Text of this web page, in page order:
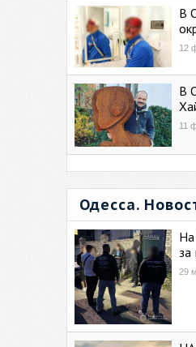
В
12
В
11
Одесса.
На
за
29